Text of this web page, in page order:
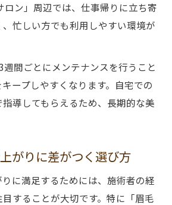
ロン」周辺では、仕事帰りに立ち寄
忙しい方でも利用しやすい環境が
週間ごとにメンテナンスを行うこと
ープしやすくなります。自宅での
導してもらえるため、長期的な美
がりに差がつく選び方
に満足するためには、施術者の経
することが大切です。特に「眉毛